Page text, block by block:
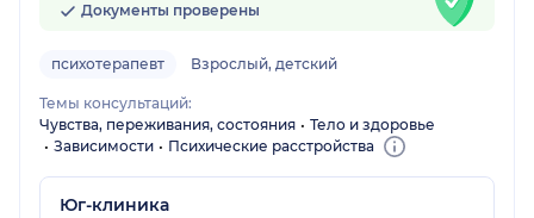
Документы проверены
психотерапевт Взрослый, детский
Темы консультаций:
Чувства, переживания, состояния
Тело и здоровье
Зависимости
Психические расстройства
Юг-клиника